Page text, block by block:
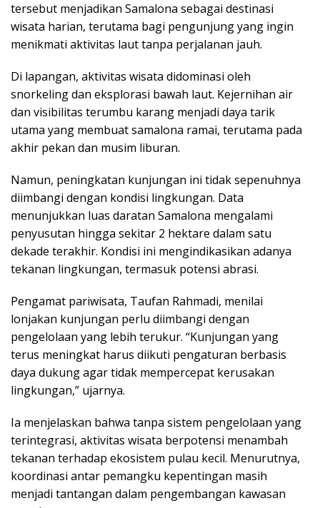
tersebut menjadikan Samalona sebagai destinasi
wisata harian, terutama bagi pengunjung yang ingin
menikmati aktivitas laut tanpa perjalanan jauh.
Di lapangan, aktivitas wisata didominasi oleh
snorkeling dan eksplorasi bawah laut. Kejernihan air
dan visibilitas terumbu karang menjadi daya tarik
utama yang membuat samalona ramai, terutama pada
akhir pekan dan musim liburan.
Namun, peningkatan kunjungan ini tidak sepenuhnya
diimbangi dengan kondisi lingkungan. Data
menunjukkan luas daratan Samalona mengalami
penyusutan hingga sekitar 2 hektare dalam satu
dekade terakhir. Kondisi ini mengindikasikan adanya
tekanan lingkungan, termasuk potensi abrasi.
Pengamat pariwisata, Taufan Rahmadi, menilai
lonjakan kunjungan perlu diimbangi dengan
pengelolaan yang lebih terukur. “Kunjungan yang
terus meningkat harus diikuti pengaturan berbasis
daya dukung agar tidak mempercepat kerusakan
lingkungan,” ujarnya.
Ia menjelaskan bahwa tanpa sistem pengelolaan yang
terintegrasi, aktivitas wisata berpotensi menambah
tekanan terhadap ekosistem pulau kecil. Menurutnya,
koordinasi antar pemangku kepentingan masih
menjadi tantangan dalam pengembangan kawasan